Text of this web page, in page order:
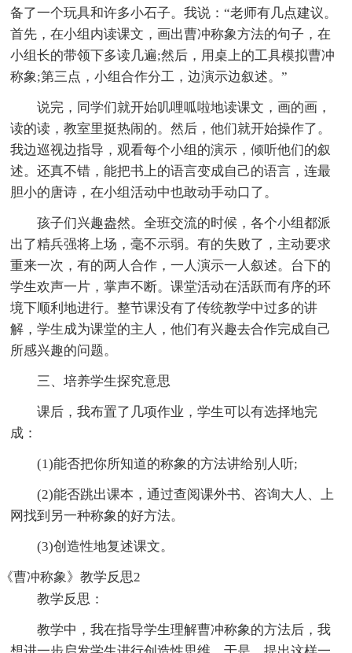
备了一个玩具和许多小石子。我说：“老师有几点建议。
首先，在小组内读课文，画出曹冲称象方法的句子，在
小组长的带领下多读几遍;然后，用桌上的工具模拟曹冲
称象;第三点，小组合作分工，边演示边叙述。”
说完，同学们就开始叽哩呱啦地读课文，画的画，
读的读，教室里挺热闹的。然后，他们就开始操作了。
我边巡视边指导，观看每个小组的演示，倾听他们的叙
述。还真不错，能把书上的语言变成自己的语言，连最
胆小的唐诗，在小组活动中也敢动手动口了。
孩子们兴趣盎然。全班交流的时候，各个小组都派
出了精兵强将上场，毫不示弱。有的失败了，主动要求
重来一次，有的两人合作，一人演示一人叙述。台下的
学生欢声一片，掌声不断。课堂活动在活跃而有序的环
境下顺利地进行。整节课没有了传统教学中过多的讲
解，学生成为课堂的主人，他们有兴趣去合作完成自己
所感兴趣的问题。
三、培养学生探究意思
课后，我布置了几项作业，学生可以有选择地完
成：
(1)能否把你所知道的称象的方法讲给别人听;
(2)能否跳出课本，通过查阅课外书、咨询大人、上
网找到另一种称象的好方法。
(3)创造性地复述课文。
《曹冲称象》教学反思2
教学反思：
教学中，我在指导学生理解曹冲称象的方法后，我